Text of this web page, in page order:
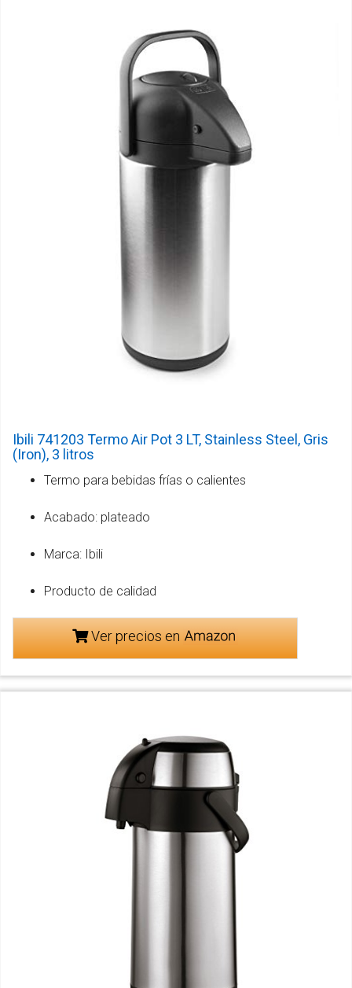
Ibili 741203 Termo Air Pot 3 LT, Stainless Steel, Gris
(Iron), 3 litros
Termo para bebidas frías o calientes
Acabado: plateado
Marca: Ibili
Producto de calidad
Ver precios en